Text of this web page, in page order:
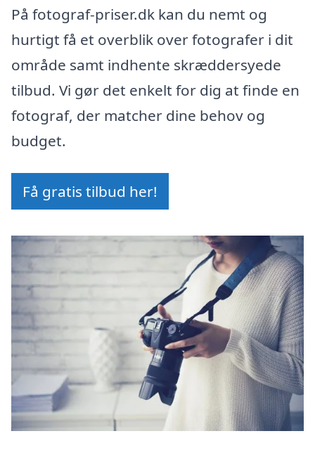
På fotograf-priser.dk kan du nemt og
hurtigt få et overblik over fotografer i dit
område samt indhente skræddersyede
tilbud. Vi gør det enkelt for dig at finde en
fotograf, der matcher dine behov og
budget.
Få gratis tilbud her!